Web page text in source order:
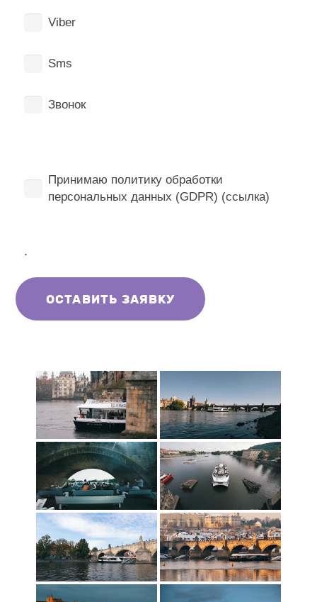
Viber
Sms
Звонок
Принимаю политику обработки
персональных данных (GDPR) (ссылка)
.